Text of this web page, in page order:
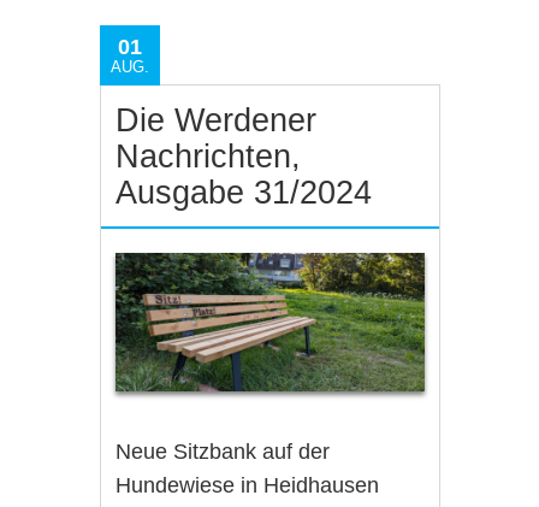
01
AUG.
Die Werdener
Nachrichten,
Ausgabe 31/2024
Neue Sitzbank auf der
Hundewiese in Heidhausen